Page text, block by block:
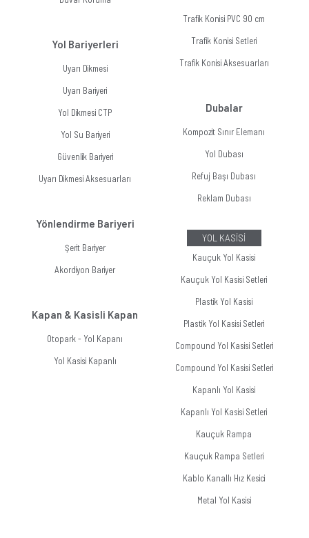
Yol Bariyerleri
Uyarı Dikmesi
Uyarı Bariyeri
Yol Dikmesi CTP
Yol Su Bariyeri
Güvenlik Bariyeri
Uyarı Dikmesi Aksesuarları
Yönlendirme Bariyeri
Şerit Bariyer
Akordiyon Bariyer
Kapan & Kasisli Kapan
Otopark - Yol Kapanı
Yol Kasisi Kapanlı
Trafik Konisi PVC 90 cm
Trafik Konisi Setleri
Trafik Konisi Aksesuarları
Dubalar
Kompozit Sınır Elemanı
Yol Dubası
Refuj Başı Dubası
Reklam Dubası
YOL KASİSİ
Kauçuk Yol Kasisi
Kauçuk Yol Kasisi Setleri
Plastik Yol Kasisi
Plastik Yol Kasisi Setleri
Compound Yol Kasisi Setleri
Compound Yol Kasisi Setleri
Kapanlı Yol Kasisi
Kapanlı Yol Kasisi Setleri
Kauçuk Rampa
Kauçuk Rampa Setleri
Kablo Kanallı Hız Kesici
Metal Yol Kasisi